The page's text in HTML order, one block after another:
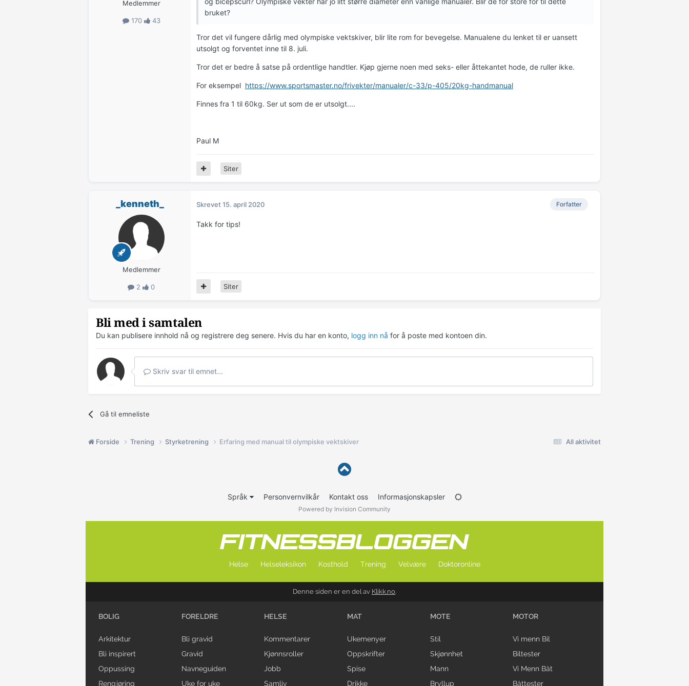
Medlemmer
170 43
bruket?
Tror det vil fungere dårlig med olympiske vektskiver, blir lite rom for bevegelse. Manualene du lenket til er uansett
utsolgt og forventet inne til 8. juli.
Tror det er bedre å satse på ordentlige handtler. Kjøp gjerne noen med seks- eller åttekantet hode, de ruller ikke.
For eksempel https://www.sportsmaster.no/frivekter/manualer/c-33/p-405/20kg-handmanual
Finnes fra 1 til 60kg. Ser ut som de er utsolgt....
Paul M
Siter
_kenneth_
Medlemmer
2 0
Forfatter
Skrevet15. april 2020
Takk for tips!
Siter
Bli med i samtalen
Du kan publisere innhold nå og registrere deg senere. Hvis du har en konto, logg inn nå for å poste med kontoen din.
Skriv svar til emnet...
Gå til emneliste
All aktivitet
Forside Trening Styrketrening Erfaring med manual til olympiske vektskiver
Språk Personvernvilkår Kontakt oss Informasjonskapsler
Powered by Invision Community
Helse Helseleksikon Kosthold Trening Velvære Doktoronline
Denne siden er en del av Klikk.no.
BOLIG
Arkitektur
Bli inspirert
Oppussing
Rengjøring
FORELDRE
Bli gravid
Gravid
Navneguiden
Uke for uke
HELSE
Kommentarer
Kjønnsroller
Jobb
Samliv
MAT
Ukemenyer
Oppskrifter
Spise
Drikke
MOTE
Stil
Skjønnhet
Mann
Bryllup
MOTOR
Vi menn Bil
Biltester
Vi Menn Båt
Båttester